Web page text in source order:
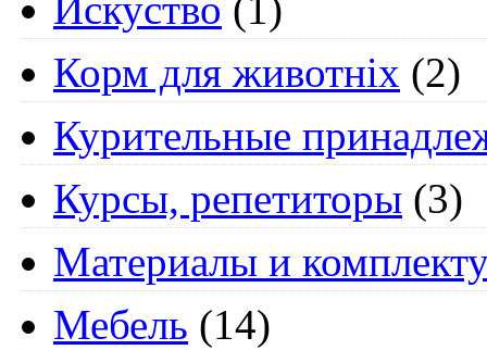
Искуство (1)
Корм для животніх (2)
Курительные
Курсы, репетиторы (3)
Материалы и
Мебель (14)